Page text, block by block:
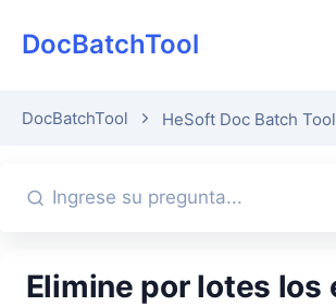
DocBatchTool
DocBatchTool HeSoft Doc Batch Tool
Elimine por lotes los espacios